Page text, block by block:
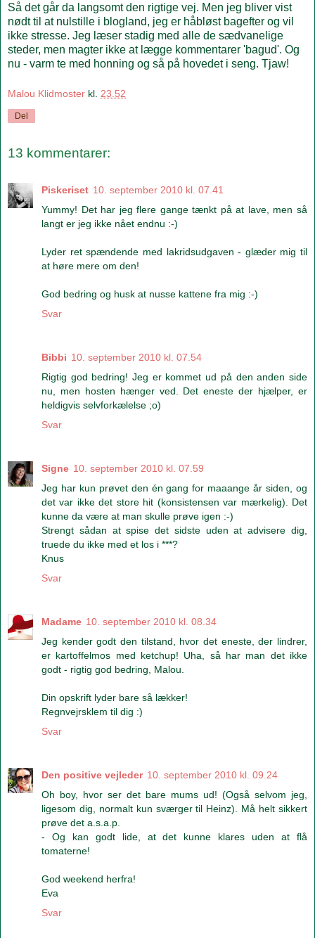
Så det går da langsomt den rigtige vej. Men jeg bliver vist
nødt til at nulstille i blogland, jeg er håbløst bagefter og vil
ikke stresse. Jeg læser stadig med alle de sædvanelige
steder, men magter ikke at lægge kommentarer 'bagud'. Og
nu - varm te med honning og så på hovedet i seng. Tjaw!
Malou Klidmoster kl. 23.52
Del
13 kommentarer:
Piskeriset 10. september 2010 kl. 07.41
Yummy! Det har jeg flere gange tænkt på at lave, men så
langt er jeg ikke nået endnu :-)
Lyder ret spændende med lakridsudgaven - glæder mig til
at høre mere om den!
God bedring og husk at nusse kattene fra mig :-)
Svar
Bibbi 10. september 2010 kl. 07.54
Rigtig god bedring! Jeg er kommet ud på den anden side
nu, men hosten hænger ved. Det eneste der hjælper, er
heldigvis selvforkælelse ;o)
Svar
Signe 10. september 2010 kl. 07.59
Jeg har kun prøvet den én gang for maaange år siden, og
det var ikke det store hit (konsistensen var mærkelig). Det
kunne da være at man skulle prøve igen :-)
Strengt sådan at spise det sidste uden at advisere dig,
truede du ikke med et los i ***?
Knus
Svar
Madame 10. september 2010 kl. 08.34
Jeg kender godt den tilstand, hvor det eneste, der lindrer,
er kartoffelmos med ketchup! Uha, så har man det ikke
godt - rigtig god bedring, Malou.
Din opskrift lyder bare så lækker!
Regnvejrsklem til dig :)
Svar
Den positive vejleder 10. september 2010 kl. 09.24
Oh boy, hvor ser det bare mums ud! (Også selvom jeg,
ligesom dig, normalt kun sværger til Heinz). Må helt sikkert
prøve det a.s.a.p.
- Og kan godt lide, at det kunne klares uden at flå
tomaterne!
God weekend herfra!
Eva
Svar